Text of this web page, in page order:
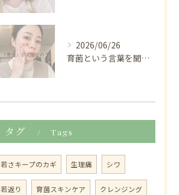
2026/06/26
育菌という言葉を聞くと、
タグ Tags
若さキープのカギ 生理痛 シワ
若返り 育菌スキンケア クレンジング